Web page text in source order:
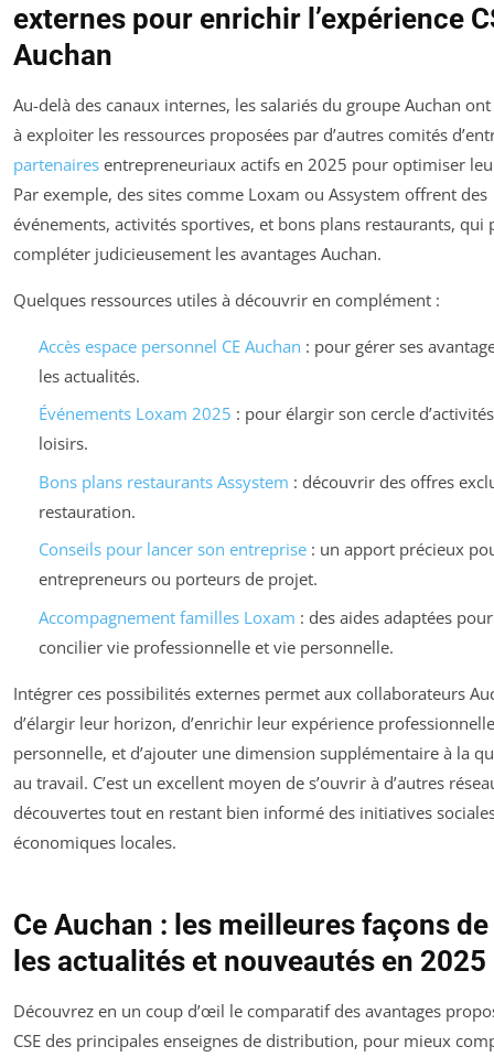
externes pour enrichir l’expérience
Auchan
Au-delà des canaux internes, les salariés du groupe Auchan
à exploiter les ressources proposées par d’autres comités
partenaires entrepreneuriaux actifs en 2025 pour optimiser
Par exemple, des sites comme Loxam ou Assystem offrent des
événements, activités sportives, et bons plans restaurants, qui
compléter judicieusement les avantages Auchan.
Quelques ressources utiles à découvrir en complément :
Accès espace personnel CE Auchan : pour gérer ses
les actualités.
Événements Loxam 2025 : pour élargir son cercle
loisirs.
Bons plans restaurants Assystem : découvrir des offres
restauration.
Conseils pour lancer son entreprise: un apport précieux
entrepreneurs ou porteurs de projet.
Accompagnement familles Loxam : des aides adaptées
concilier vie professionnelle et vie personnelle.
Intégrer ces possibilités externes permet aux collaborateurs
d’élargir leur horizon, d’enrichir leur expérience
personnelle, et d’ajouter une dimension supplémentaire à la
au travail. C’est un excellent moyen de s’ouvrir à d’autres
découvertes tout en restant bien informé des initiatives
économiques locales.
Ce Auchan : les meilleures façons
les actualités et nouveautés en 2025
Découvrez en un coup d’œil le comparatif des avantages
CSE des principales enseignes de distribution, pour mieux